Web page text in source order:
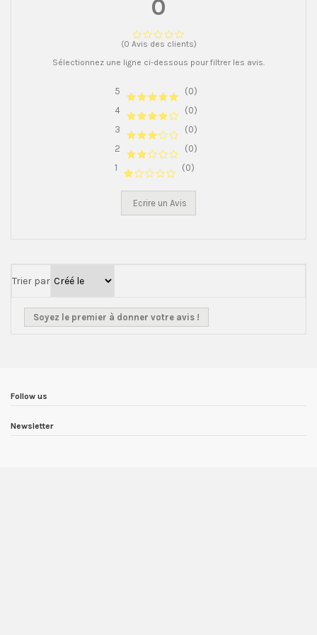
0
(0 Avis des clients)
Sélectionnez une ligne ci-dessous pour filtrer les avis.
5
(0)
4
(0)
3
(0)
2
(0)
1
(0)
Ecrire un Avis
Trier par
Soyez le premier à donner votre avis !
Follow us
Newsletter